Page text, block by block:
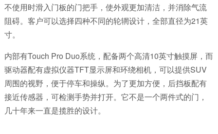
不使用时滑入门板的门把手，使外观更加清洁，并消除气流
阻碍。客户可以选择四种不同的轮辋设计，全部直径为21英
寸。
内部有Touch Pro Duo系统，配备两个高清10英寸触摸屏，而
驱动器配有虚拟仪器TFT显示屏和环绕相机，可以提供SUV
周围的视野，便于停车和操纵。为了更加方便，后挡板配有
接近传感器，可检测手势并打开。它不是一个两件式的门，
几十年来一直是揽胜的设计。